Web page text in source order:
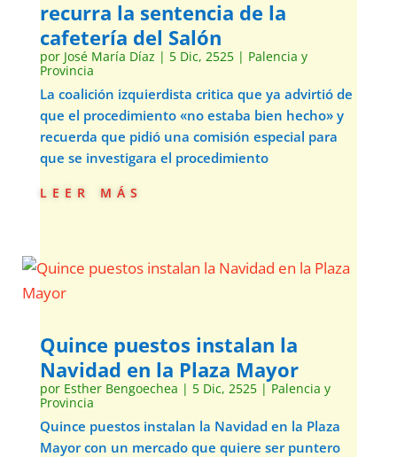
recurra la sentencia de la
cafetería del Salón
por José María Díaz | 5 Dic, 2525| Palencia y
Provincia
La coalición izquierdista critica que ya advirtió de
que el procedimiento «no estaba bien hecho» y
recuerda que pidió una comisión especial para
que se investigara el procedimiento
leer más
Quince puestos instalan la
Navidad en la Plaza Mayor
por Esther Bengoechea | 5 Dic, 2525| Palencia y
Provincia
Quince puestos instalan la Navidad en la Plaza
Mayor con un mercado que quiere ser puntero